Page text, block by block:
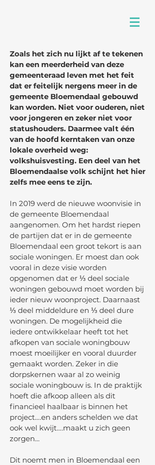
Zoals het zich nu lijkt af te tekenen
kan een meerderheid van deze
gemeenteraad leven met het feit
dat er feitelijk nergens meer in de
gemeente Bloemendaal gebouwd
kan worden. Niet voor ouderen, niet
voor jongeren en zeker niet voor
statushouders. Daarmee valt één
van de hoofd kerntaken van onze
lokale overheid weg:
volkshuisvesting. Een deel van het
Bloemendaalse volk schijnt het hier
zelfs mee eens te zijn.
In 2019 werd de nieuwe woonvisie in
de gemeente Bloemendaal
aangenomen. Om het hardst riepen
de partijen dat er in de gemeente
Bloemendaal een groot tekort is aan
sociale woningen. Er moest dan ook
vooral in deze visie worden
opgenomen dat er ⅓ deel sociale
woningen gebouwd moet worden bij
ieder nieuw woonproject. Daarnaast
⅓ deel middeldure en ⅓ deel dure
woningen. De mogelijkheid die
iedere ontwikkelaar heeft tot het
afkopen van sociale woningbouw
moest moeilijker en vooral duurder
gemaakt worden. Zeker in die
dorpskernen waar al zo weinig
sociale woningbouw is. In de praktijk
hoeft die afkoop alleen als dit
financieel haalbaar is binnen het
project….en anders schelden we dat
ook wel kwijt….maakt u zich geen
zorgen…
Dit noemt men in Bloemendaal een